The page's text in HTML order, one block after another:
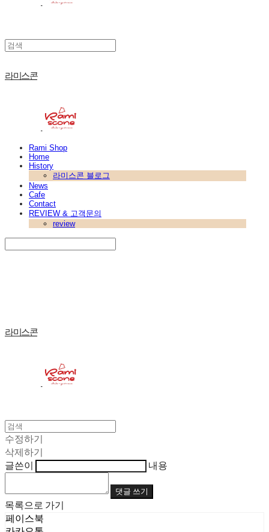
라미스콘
Rami Shop
Home
History
라미스콘 블로그
News
Cafe
Contact
REVIEW & 고객문의
review
라미스콘
수정하기
삭제하기
글쓴이
내용
댓글 쓰기
목록으로 가기
페이스북